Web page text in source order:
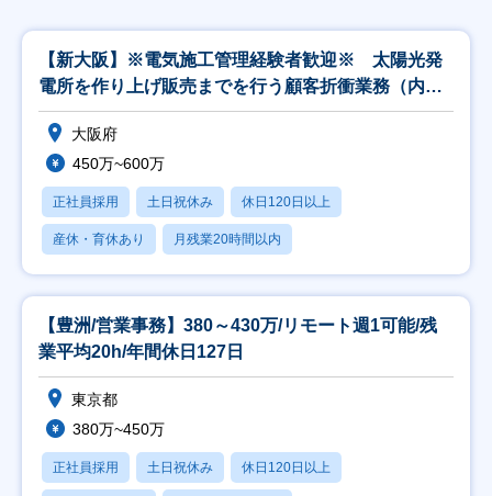
【新大阪】※電気施工管理経験者歓迎※ 太陽光発
電所を作り上げ販売までを行う顧客折衝業務（内
勤）
大阪府
450万~600万
正社員採用 土日祝休み 休日120日以上
産休・育休あり 月残業20時間以内
【豊洲/営業事務】380～430万/リモート週1可能/残
業平均20h/年間休日127日
東京都
380万~450万
正社員採用 土日祝休み 休日120日以上